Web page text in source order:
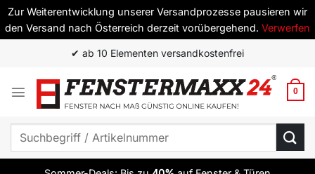
Zur Weiterentwicklung unserer Versandprozesse pausieren wir
den Versand nach Österreich derzeit vorübergehend. Verwerfen
springen
✔ ab 10 Elementen versandkostenfrei
0
Suchen